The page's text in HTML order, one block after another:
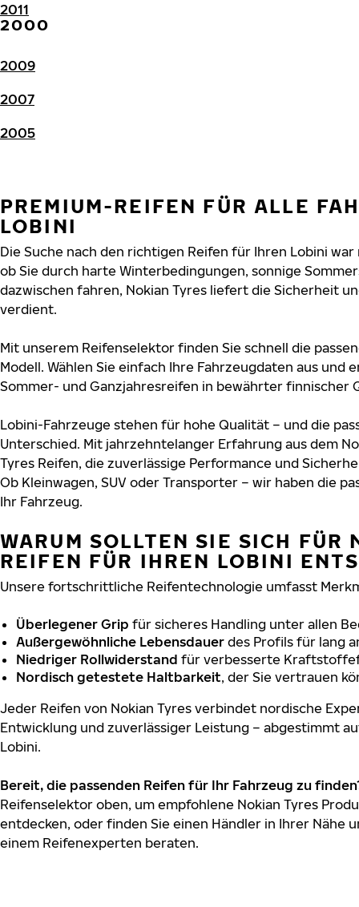
2011
2000
2009
2007
2005
PREMIUM-REIFEN FÜR ALLE
LOBINI
Die Suche nach den richtigen Reifen für Ihren Lobini war
ob Sie durch harte Winterbedingungen, sonnige
dazwischen fahren, Nokian Tyres liefert die Sicherheit
verdient.
Mit unserem Reifenselektor finden Sie schnell die
Modell. Wählen Sie einfach Ihre Fahrzeugdaten aus und
Sommer- und Ganzjahresreifen in bewährter finnischer
Lobini-Fahrzeuge stehen für hohe Qualität – und die
Unterschied. Mit jahrzehntelanger Erfahrung aus dem
Tyres Reifen, die zuverlässige Performance und
Ob Kleinwagen, SUV oder Transporter – wir haben die
Ihr Fahrzeug.
WARUM SOLLTEN SIE SICH FÜR
REIFEN FÜR IHREN LOBINI
Unsere fortschrittliche Reifentechnologie umfasst
Überlegener Grip für sicheres Handling unter allen
Außergewöhnliche Lebensdauer des Profils für lang
Niedriger Rollwiderstand für verbesserte
Nordisch getestete Haltbarkeit, der Sie vertrauen
Jeder Reifen von Nokian Tyres verbindet nordische
Entwicklung und zuverlässiger Leistung – abgestimmt
Lobini.
Bereit, die passenden Reifen für Ihr Fahrzeug zu
Reifenselektor oben, um empfohlene Nokian Tyres
entdecken, oder finden Sie einen Händler in Ihrer Nähe
einem Reifenexperten beraten.